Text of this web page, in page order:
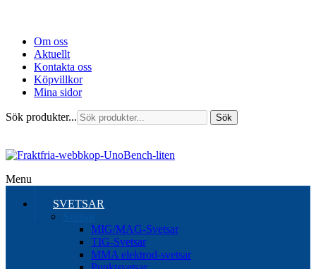
Om oss
Aktuellt
Kontakta oss
Köpvillkor
Mina sidor
Sök produkter... Sök
Menu
SVETSAR
MIG/MAG-Svetsar
TIG-Svetsar
MMA elektrod-svetsar